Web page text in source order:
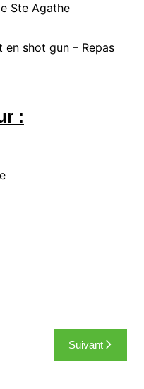
Ste Agathe
shot gun – Repas
:
Suivant